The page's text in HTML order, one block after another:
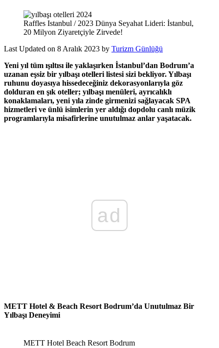
Raffles Istanbul / 2023 Dünya Seyahat Lideri: İstanbul,
20 Milyon Ziyaretçiyle Zirvede!
Last Updated on 8 Aralık 2023 by Turizm Günlüğü
Yeni yıl tüm ışıltısı ile yaklaşırken İstanbul’dan Bodrum’a
uzanan eşsiz bir yılbaşı otelleri listesi sizi bekliyor. Yılbaşı
ruhunu doyasıya hissedeceğiniz dekorasyonlarıyla göz
dolduran en şık oteller; yılbaşı menüleri, ayrıcalıklı
konaklamaları, yeni yıla zinde girmenizi sağlayacak SPA
hizmetleri ve ünlü isimlerin yer aldığı dopdolu canlı müzik
programlarıyla misafirlerine unutulmaz anlar yaşatacak.
ad
METT Hotel & Beach Resort Bodrum’da Unutulmaz Bir
Yılbaşı Deneyimi
METT Hotel Beach Resort Bodrum